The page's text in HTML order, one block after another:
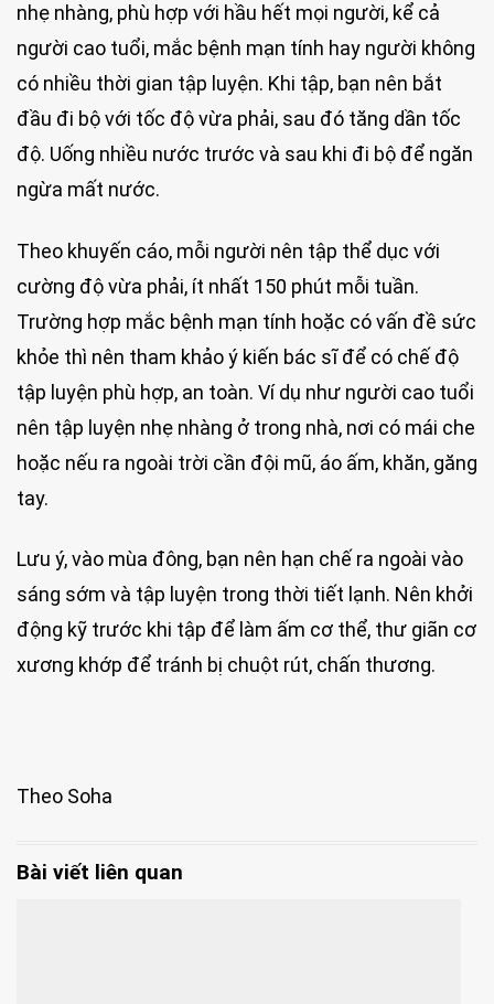
nhẹ nhàng, phù hợp với hầu hết mọi người, kể cả
người cao tuổi, mắc bệnh mạn tính hay người không
có nhiều thời gian tập luyện. Khi tập, bạn nên bắt
đầu đi bộ với tốc độ vừa phải, sau đó tăng dần tốc
độ. Uống nhiều nước trước và sau khi đi bộ để ngăn
ngừa mất nước.
Theo khuyến cáo, mỗi người nên tập thể dục với
cường độ vừa phải, ít nhất 150 phút mỗi tuần.
Trường hợp mắc bệnh mạn tính hoặc có vấn đề sức
khỏe thì nên tham khảo ý kiến bác sĩ để có chế độ
tập luyện phù hợp, an toàn. Ví dụ như người cao tuổi
nên tập luyện nhẹ nhàng ở trong nhà, nơi có mái che
hoặc nếu ra ngoài trời cần đội mũ, áo ấm, khăn, găng
tay.
Lưu ý, vào mùa đông, bạn nên hạn chế ra ngoài vào
sáng sớm và tập luyện trong thời tiết lạnh. Nên khởi
động kỹ trước khi tập để làm ấm cơ thể, thư giãn cơ
xương khớp để tránh bị chuột rút, chấn thương.
Theo Soha
Bài viết liên quan